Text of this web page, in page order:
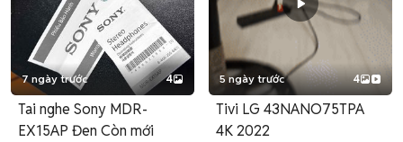
7 ngày trước 4
Tai nghe Sony MDR-
EX15AP Đen Còn mới
5 ngày trước 4
Tivi LG 43NANO75TPA
4K 2022